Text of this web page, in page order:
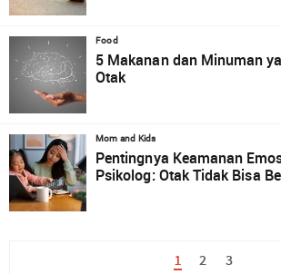
Food
5 Makanan dan Minuman
Otak
Mom and Kids
Pentingnya Keamanan
Psikolog: Otak Tidak Bisa
1 2 3